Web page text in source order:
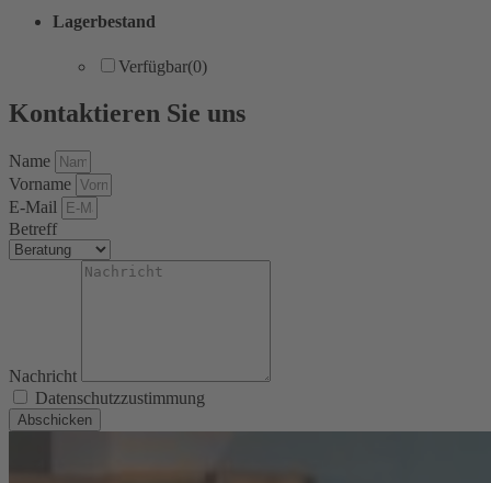
Lagerbestand
Verfügbar(0)
Kontaktieren Sie uns
Name
Vorname
E-Mail
Betreff
Nachricht
Datenschutzzustimmung
Abschicken